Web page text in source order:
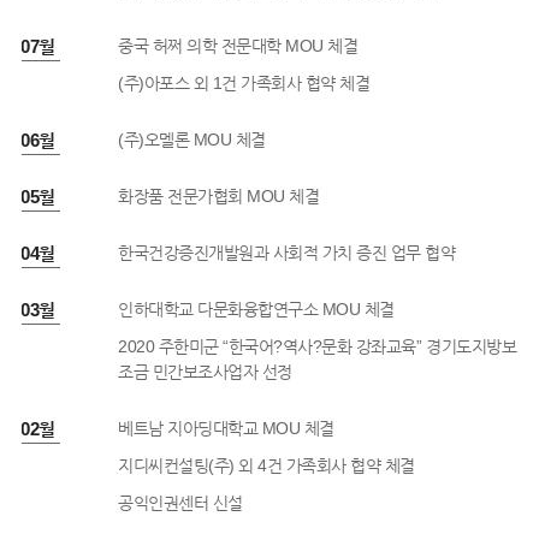
07월
중국 허쩌 의학 전문대학 MOU 체결
(주)아포스 외 1건 가족회사 협약 체결
06월 (주)오멜론 MOU 체결
05월 화장품 전문가협회 MOU 체결
04월 한국건강증진개발원과 사회적 가치 증진 업무 협약
03월
인하대학교 다문화융합연구소 MOU 체결
2020 주한미군 “한국어?역사?문화 강좌교육” 경기도지방보
조금 민간보조사업자 선정
02월
베트남 지아딩대학교 MOU 체결
지디씨컨설팅(주) 외 4건 가족회사 협약 체결
공익인권센터 신설